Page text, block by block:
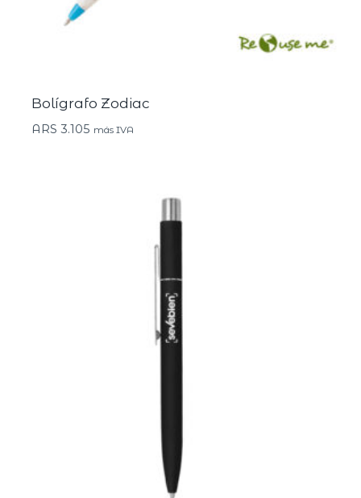
Bolígrafo Zodiac
ARS 3.105 más IVA